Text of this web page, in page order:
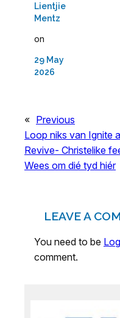
Lientjie
Mentz
on
29 May
2026
« Previous
Loop niks van Ignite
Revive- Christelike
Wees om dié tyd hiér
LEAVE A
You need to be
comment.